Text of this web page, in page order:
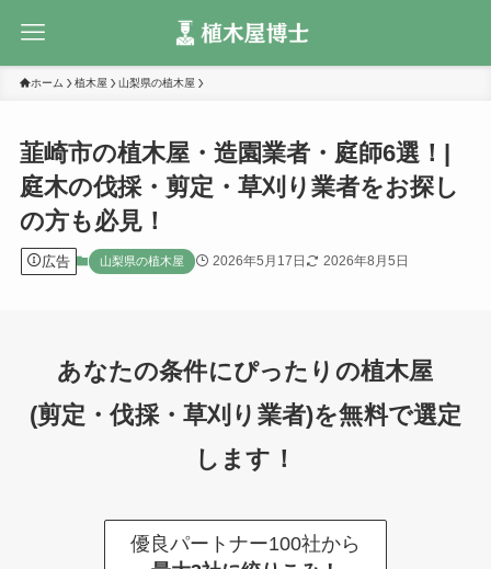
ホーム 植木屋 山梨県の植木屋
韮崎市の植木屋・造園業者・庭師6選！|
庭木の伐採・剪定・草刈り業者をお探し
の方も必見！
広告 山梨県の植木屋 2026年5月17日 2026年8月5日
あなたの条件にぴったりの植木屋
(剪定・伐採・草刈り業者)を無料で選定
します！
優良パートナー100社から